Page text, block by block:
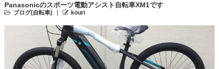
Panasonicのスポーツ電動アシスト自転車XM1です
ブログ(自転車) kouri